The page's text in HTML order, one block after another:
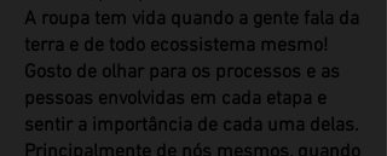
A roupa tem vida quando a gente fala da
terra e de todo ecossistema mesmo!
Gosto de olhar para os processos e as
pessoas envolvidas em cada etapa e
sentir a importância de cada uma delas.